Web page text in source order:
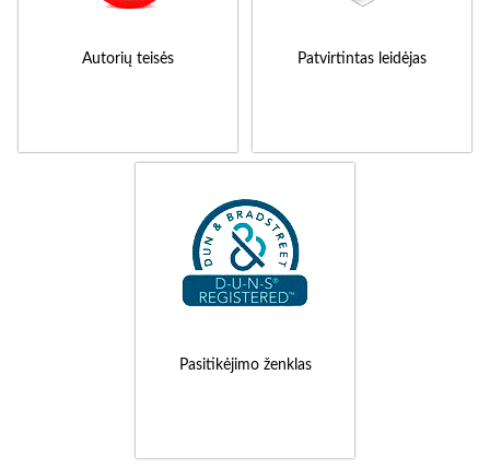
Autorių teisės Patvirtintas leidėjas
Pasitikėjimo ženklas